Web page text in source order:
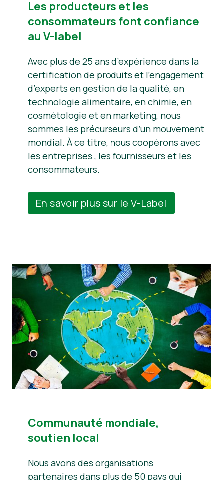
Les producteurs et les
consommateurs font confiance
au V-label
Avec plus de 25 ans d’expérience dans la
certification de produits et l’engagement
d’experts en gestion de la qualité, en
technologie alimentaire, en chimie, en
cosmétologie et en marketing, nous
sommes les précurseurs d’un mouvement
mondial. À ce titre, nous coopérons avec
les entreprises , les fournisseurs et les
consommateurs.
En savoir plus sur le V-Label
Communauté mondiale,
soutien local
Nous avons des organisations
partenaires dans plus de 50 pays qui